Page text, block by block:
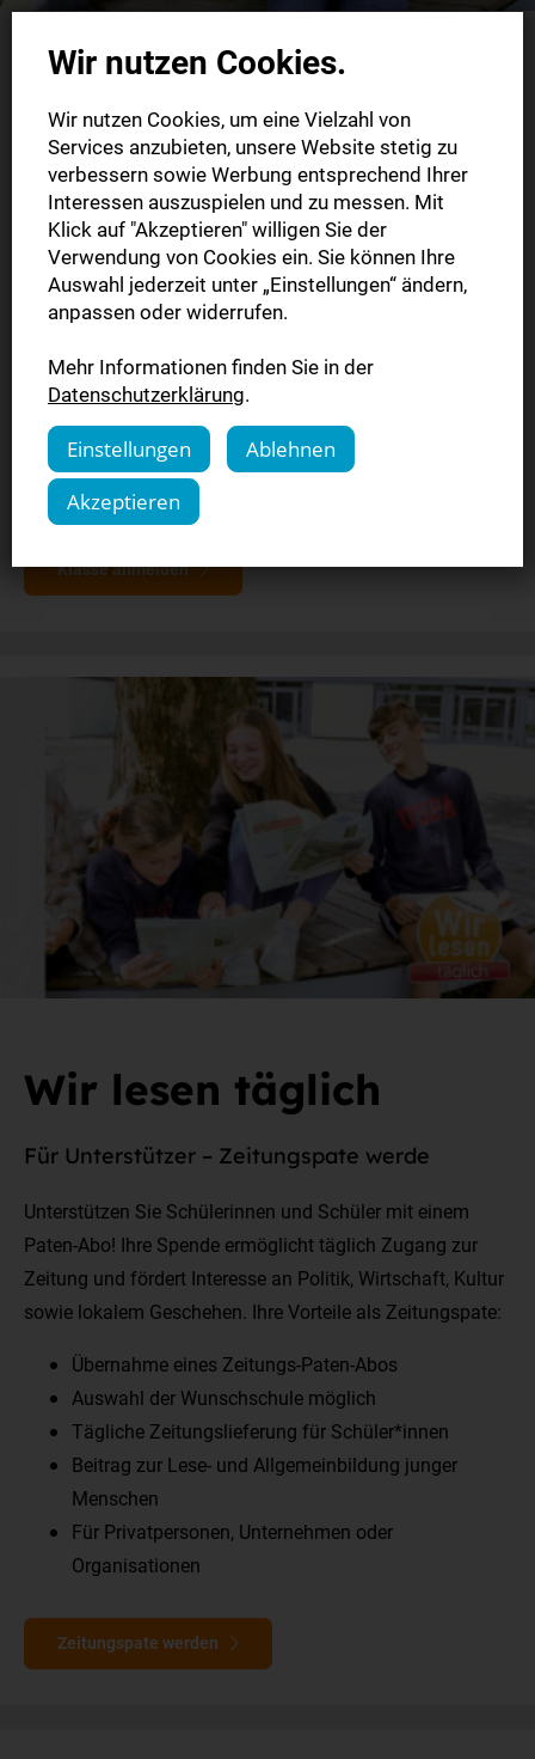
Wir lesen intensiv
Für Schulen und Lehrkräfte – Klassenprojekt
anmelden
Für Schulen und Lehrkräfte – Klassenprojekt anmelden
Ein 4-wöchiges Zeitungsprojekt für Klassen 7–13 (auch
berufliche Schulen) mit aktuellen Themen,
Bildungsplan Deutsch abgestimmt ist. Projekt-Highlights:
Fokus auf Lesen, Schreiben und Medienkompetenz
Aktuelle Inhalte und pädagogisches Begleitmaterial
Kostenloses Angebot
Klasse anmelden
Wir lesen täglich
Für Unterstützer – Zeitungspate werde
Unterstützen Sie Schülerinnen und Schüler mit einem
Paten-Abo! Ihre Spende ermöglicht täglich Zugang zur
Zeitung und fördert Interesse an Politik, Wirtschaft, Kultur
sowie lokalem Geschehen. Ihre Vorteile als Zeitungspate:
Übernahme eines Zeitungs-Paten-Abos
Auswahl der Wunschschule möglich
Tägliche Zeitungslieferung für Schüler*innen
Beitrag zur Lese- und Allgemeinbildung junger
Menschen
Für Privatpersonen, Unternehmen oder
Organisationen
Zeitungspate werden
Wir nutzen Cookies.
Wir nutzen Cookies, um eine Vielzahl von
Services anzubieten, unsere Website stetig zu
verbessern sowie Werbung entsprechend Ihrer
Interessen auszuspielen und zu messen. Mit
Klick auf "Akzeptieren" willigen Sie der
Verwendung von Cookies ein. Sie können Ihre
Auswahl jederzeit unter „Einstellungen“ ändern,
anpassen oder widerrufen.
Mehr Informationen finden Sie in der
Datenschutzerklärung.
Einstellungen
Ablehnen
Akzeptieren